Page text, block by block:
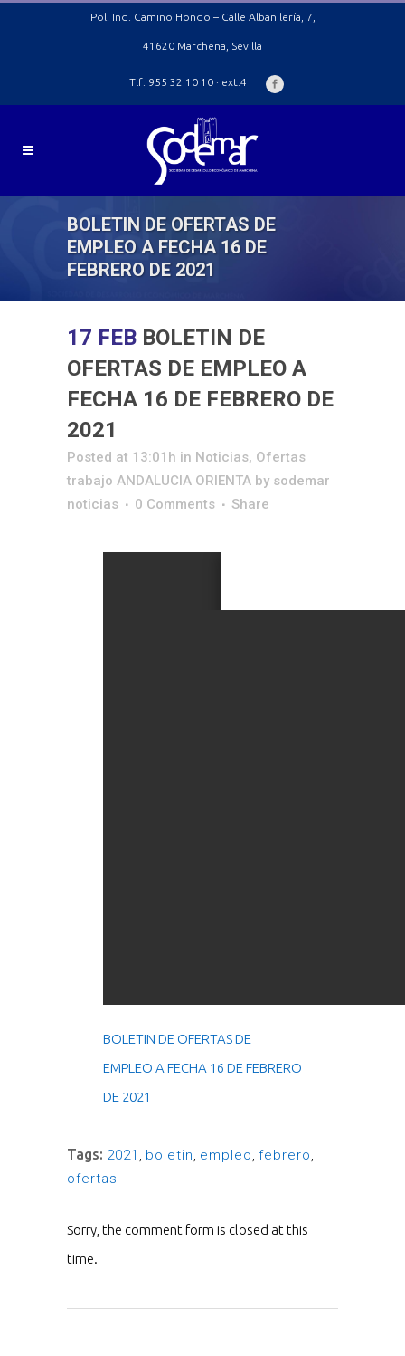
Pol. Ind. Camino Hondo – Calle Albañilería, 7,
41620 Marchena, Sevilla
Tlf. 955 32 10 10 · ext.4
BOLETIN DE OFERTAS DE
EMPLEO A FECHA 16 DE
FEBRERO DE 2021
17 FEB BOLETIN DE
OFERTAS DE EMPLEO A
FECHA 16 DE FEBRERO DE
2021
Posted at 13:01h in Noticias, Ofertas
trabajo ANDALUCIA ORIENTA by sodemar
noticias
0 Comments Share
BOLETIN DE OFERTAS DE
EMPLEO A FECHA 16 DE FEBRERO
DE 2021
Tags: 2021 , boletin, empleo, febrero,
ofertas
Sorry, the comment form is closed at this
time.